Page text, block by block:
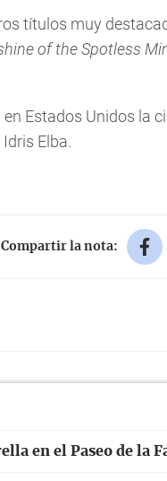
títulos muy
of the Spotless
Estados Unidos la
Elba.
Compartir la nota:
en el Paseo de la